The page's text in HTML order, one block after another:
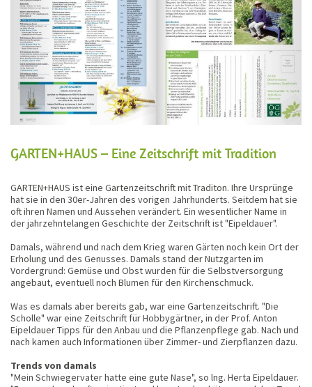
GARTEN+HAUS – Eine Zeitschrift mit Tradition
GARTEN+HAUS ist eine Gartenzeitschrift mit Traditon. Ihre Ursprünge
hat sie in den 30er-Jahren des vorigen Jahrhunderts. Seitdem hat sie
oft ihren Namen und Aussehen verändert. Ein wesentlicher Name in
der jahrzehntelangen Geschichte der Zeitschrift ist "Eipeldauer".
Damals, während und nach dem Krieg waren Gärten noch kein Ort der
Erholung und des Genusses. Damals stand der Nutzgarten im
Vordergrund: Gemüse und Obst wurden für die Selbstversorgung
angebaut, eventuell noch Blumen für den Kirchenschmuck.
Was es damals aber bereits gab, war eine Gartenzeitschrift. "Die
Scholle" war eine Zeitschrift für Hobbygärtner, in der Prof. Anton
Eipeldauer Tipps für den Anbau und die Pflanzenpflege gab. Nach und
nach kamen auch Informationen über Zimmer- und Zierpflanzen dazu.
Trends von damals
"Mein Schwiegervater hatte eine gute Nase", so lng. Herta Eipeldauer.